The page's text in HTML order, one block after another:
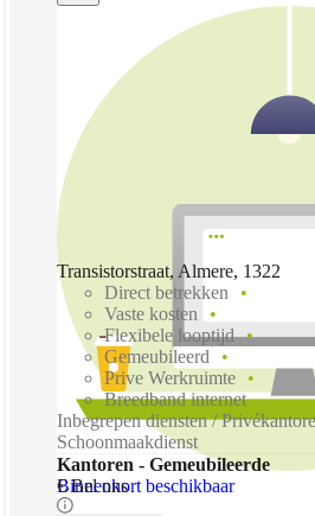
Binnenkort beschikbaar
Transistorstraat, Almere, 1322
Direct betrekken
Vaste kosten
Flexibele looptijd
Gemeubileerd
Prive Werkruimte
Breedband internet
Inbegrepen diensten /
Schoonmaakdienst
Kantoren - Gemeubileerde
€ Bel ons